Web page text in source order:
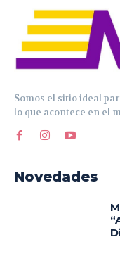
Somos el sitio ideal
lo que acontece en el
Novedades